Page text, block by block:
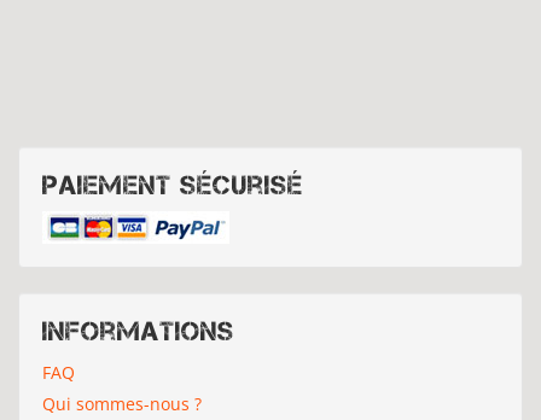
Paiement sécurisé
Informations
FAQ
Qui sommes-nous ?